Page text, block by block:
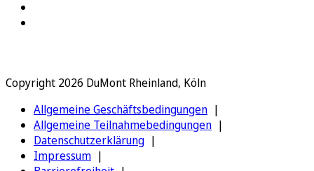
Copyright 2026 DuMont Rheinland, Köln
Allgemeine Geschäftsbedingungen
Allgemeine Teilnahmebedingungen
Datenschutzerklärung
Impressum